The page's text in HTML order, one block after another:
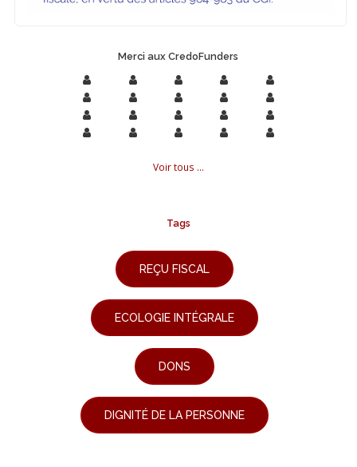
Merci aux CredoFunders
Voir tous ...
Tags
REÇU FISCAL
ECOLOGIE INTÉGRALE
DONS
DIGNITÉ DE LA PERSONNE